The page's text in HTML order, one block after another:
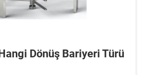
Dönüş Bariyeri Türü